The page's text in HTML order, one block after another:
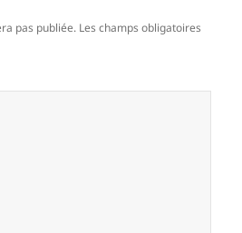
pas publiée. Les champs obligatoires